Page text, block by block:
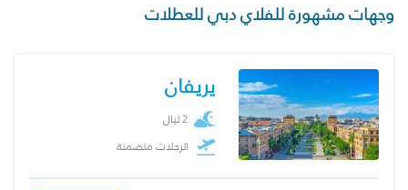
وجهات مشهورة للفلاي دبي للعطلات
يريفان
2 ليال
الرحلات متضمنة